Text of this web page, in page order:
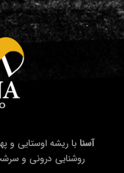
آسنا با ریشه اوستایی و
روشنایی درونی و